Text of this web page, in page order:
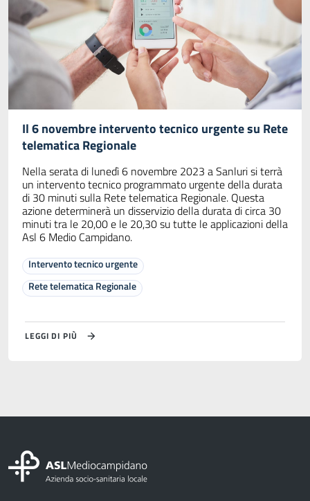
Il 6 novembre intervento tecnico urgente su Rete
telematica Regionale
Nella serata di lunedì 6 novembre 2023 a Sanluri si terrà
un intervento tecnico programmato urgente della durata
di 30 minuti sulla Rete telematica Regionale. Questa
azione determinerà un disservizio della durata di circa 30
minuti tra le 20,00 e le 20,30 su tutte le applicazioni della
Asl 6 Medio Campidano.
Intervento tecnico urgente
Rete telematica Regionale
LEGGI DI PIÙ